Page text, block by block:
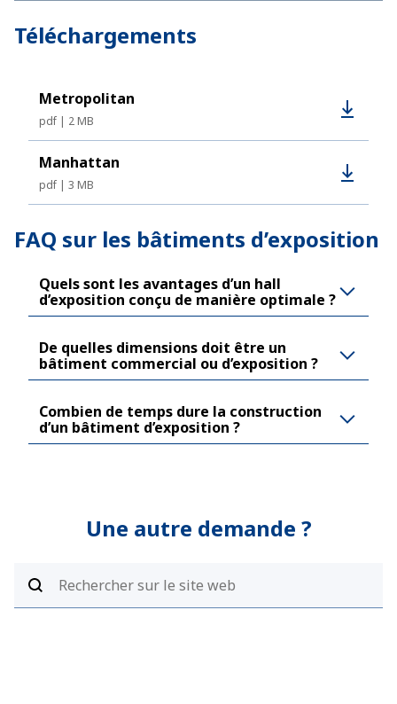
Téléchargements
Metropolitan
pdf 2 MB
Manhattan
pdf 3 MB
FAQ sur les bâtiments d’exposition
Quels sont les avantages d’un hall
d’exposition conçu de manière optimale ?
De quelles dimensions doit être un
bâtiment commercial ou d’exposition ?
Combien de temps dure la construction
d’un bâtiment d’exposition ?
Une autre demande ?